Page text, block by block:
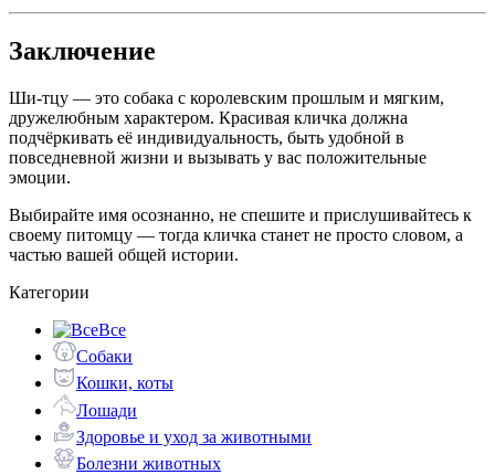
Заключение
Ши-тцу — это собака с королевским прошлым и мягким,
дружелюбным характером. Красивая кличка должна
подчёркивать её индивидуальность, быть удобной в
повседневной жизни и вызывать у вас положительные
эмоции.
Выбирайте имя осознанно, не спешите и прислушивайтесь к
своему питомцу — тогда кличка станет не просто словом, а
частью вашей общей истории.
Категории
Все
Собаки
Кошки, коты
Лошади
Здоровье и уход за животными
Болезни животных